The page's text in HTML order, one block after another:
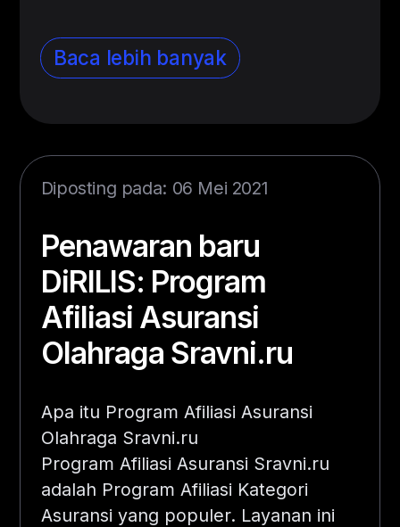
Baca lebih banyak
Diposting pada: 06 Mei 2021
Penawaran baru
DiRILIS: Program
Afiliasi Asuransi
Olahraga Sravni.ru
Apa itu Program Afiliasi Asuransi
Olahraga Sravni.ru
Program Afiliasi Asuransi Sravni.ru
adalah Program Afiliasi Kategori
Asuransi yang populer. Layanan ini